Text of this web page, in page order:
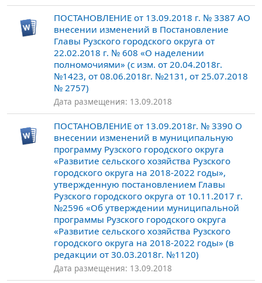
ПОСТАНОВЛЕНИЕ от 13.09.2018 г. № 3387 АО
внесении изменений в Постановление
Главы Рузского городского округа от
22.02.2018 г. № 608 «О наделении
полномочиями» (с изм. от 20.04.2018г.
№1423, от 08.06.2018г. №2131, от 25.07.2018
№ 2757)
Дата размещения: 13.09.2018
ПОСТАНОВЛЕНИЕ от 13.09.2018г. № 3390 О
внесении изменений в муниципальную
программу Рузского городского округа
«Развитие сельского хозяйства Рузского
городского округа на 2018-2022 годы»,
утвержденную постановлением Главы
Рузского городского округа от 10.11.2017 г.
№2596 «Об утверждении муниципальной
программы Рузского городского округа
«Развитие сельского хозяйства Рузского
городского округа на 2018-2022 годы» (в
редакции от 30.03.2018г. №1120)
Дата размещения: 13.09.2018